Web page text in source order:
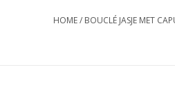
HOME/ BOUCLÉ JASJE MET